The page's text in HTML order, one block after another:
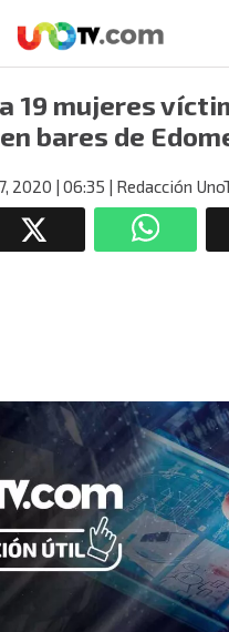
19 mujeres
bares de
2020 | 06:35 | Redacción